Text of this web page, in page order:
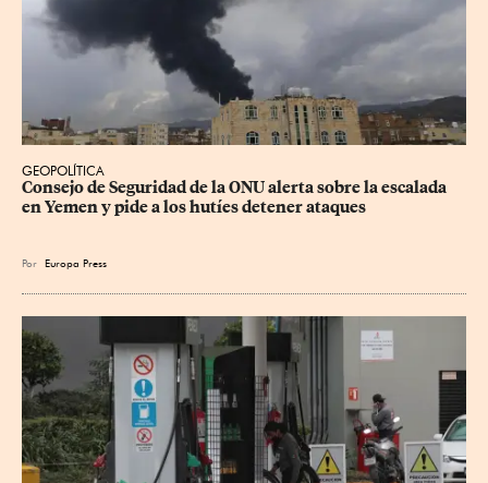
GEOPOLÍTICA
Consejo de Seguridad de la ONU alerta sobre la escalada
en Yemen y pide a los hutíes detener ataques
Por Europa Press